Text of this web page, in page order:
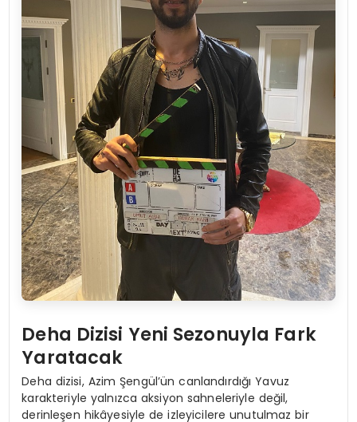
Deha Dizisi Yeni Sezonuyla Fark
Yaratacak
Deha dizisi, Azim Şengül’ün canlandırdığı Yavuz
karakteriyle yalnızca aksiyon sahneleriyle değil,
derinleşen hikâyesiyle de izleyicilere unutulmaz bir